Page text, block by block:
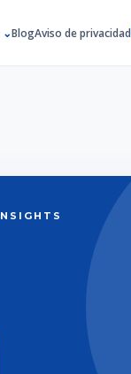
BlogAviso de privacidad